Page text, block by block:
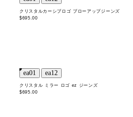
クリスタルカーシブロゴ ブローアップジーンズ
$695.00
クリスタル ミラー ロゴ ez ジーンズ
$695.00